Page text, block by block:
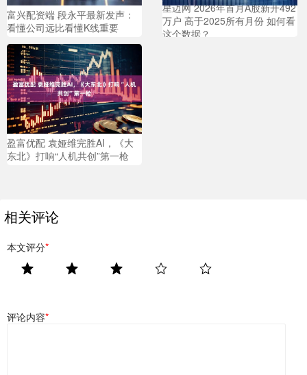
富兴配资端 段永平最新发声：
看懂公司远比看懂K线重要
星迈网 2026年首月A股新开492
万户 高于2025所有月份 如何看
这个数据？
盈富优配 袁娅维完胜AI，《大
东北》打响“人机共创”第一枪
相关评论
本文评分*
评论内容*